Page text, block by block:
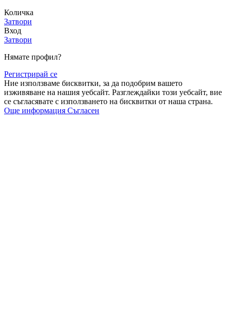
Количка
Затвори
Вход
Затвори
Нямате профил?
Регистрирай се
Ние използваме бисквитки, за да подобрим вашето
изживяване на нашия уебсайт. Разглеждайки този уебсайт, вие
се съгласявате с използването на бисквитки от наша страна.
Още информация Съгласен